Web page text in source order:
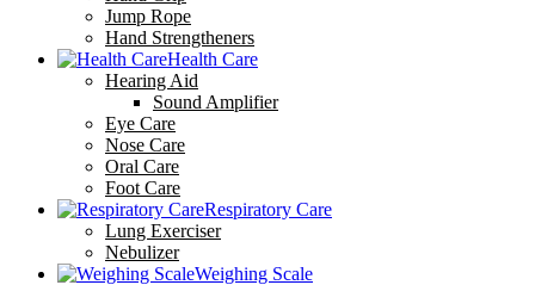
Jump Rope
Hand Strengtheners
Health Care
Hearing Aid
Sound Amplifier
Eye Care
Nose Care
Oral Care
Foot Care
Respiratory Care
Lung Exerciser
Nebulizer
Weighing Scale